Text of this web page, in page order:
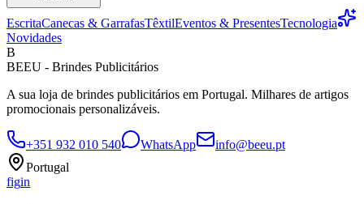
EscritaCanecas & GarrafasTêxtilEventos & PresentesTecnologia
Novidades
B
BEEU - Brindes Publicitários
A sua loja de brindes publicitários em Portugal. Milhares de artigos
promocionais personalizáveis.
+351 932 010 540 WhatsApp
info@beeu.pt
Portugal
figin